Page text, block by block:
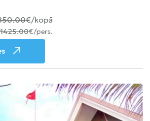
€/kopā
1425.00€/pers.